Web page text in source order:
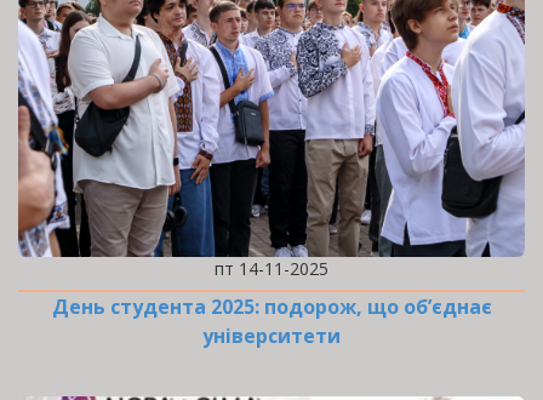
пт 14-11-2025
День студента 2025: подорож, що об’єднає
університети